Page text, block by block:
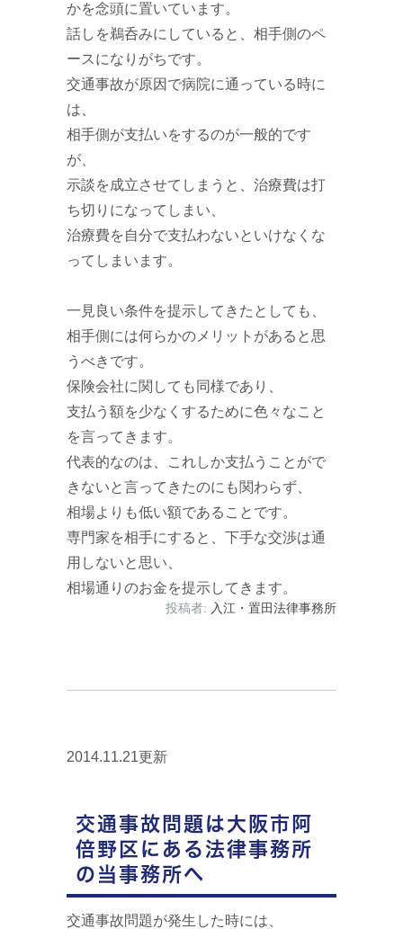
かを念頭に置いています。
話しを鵜呑みにしていると、相手側のペ
ースになりがちです。
交通事故が原因で病院に通っている時に
は、
相手側が支払いをするのが一般的です
が、
示談を成立させてしまうと、治療費は打
ち切りになってしまい、
治療費を自分で支払わないといけなくな
ってしまいます。
一見良い条件を提示してきたとしても、
相手側には何らかのメリットがあると思
うべきです。
保険会社に関しても同様であり、
支払う額を少なくするために色々なこと
を言ってきます。
代表的なのは、これしか支払うことがで
きないと言ってきたのにも関わらず、
相場よりも低い額であることです。
専門家を相手にすると、下手な交渉は通
用しないと思い、
相場通りのお金を提示してきます。
投稿者: 入江・置田法律事務所
2014.11.21更新
交通事故問題は大阪市阿
倍野区にある法律事務所
の当事務所へ
交通事故問題が発生した時には、